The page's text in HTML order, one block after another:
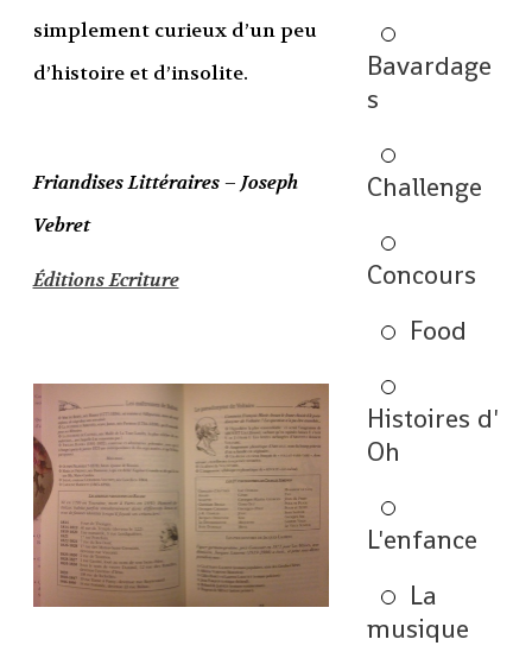
simplement curieux d’un peu
d’histoire et d’insolite.
Friandises Littéraires – Joseph
Vebret
Éditions Ecriture
Bavardage
s
Challenge
Concours
Food
Histoires d'
Oh
L'enfance
La
musique